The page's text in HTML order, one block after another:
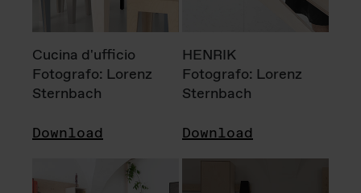
Cucina d'ufficio
Fotografo: Lorenz
Sternbach
Download
HENRIK
Fotografo: Lorenz
Sternbach
Download